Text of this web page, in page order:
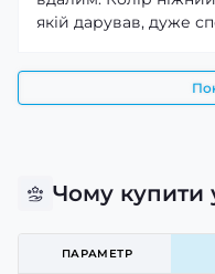
якій дарував, дуже
Чому купити
ПАРАМЕТР